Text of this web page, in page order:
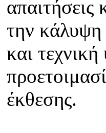
απαιτήσεις
την
και
έκθεσης.